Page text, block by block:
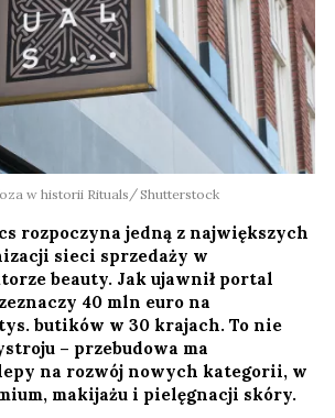
w historii Rituals Shutterstock
rozpoczyna jedną z największych
sieci sprzedaży w
beauty. Jak ujawnił portal
40 mln euro na
butików w 30 krajach. To nie
– przebudowa ma
na rozwój nowych kategorii, w
makijażu i pielęgnacji skóry.